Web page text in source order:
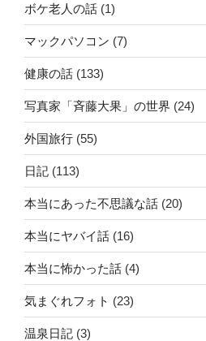
ボケ老人の話 (1)
マックパソコン (7)
健康の話 (133)
写真家「斉藤大果」の世界 (24)
外国旅行 (55)
日記 (113)
本当にあった不思議な話 (20)
本当にヤバイ話 (16)
本当に怖かった話 (4)
気まぐれフォト (23)
温泉日記 (3)